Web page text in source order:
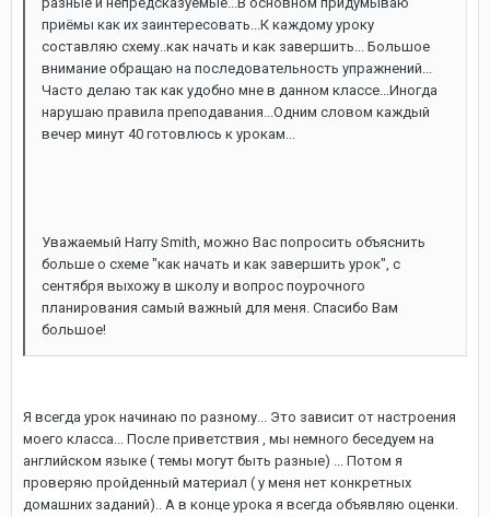
приёмы как их заинтересовать...К каждому уроку
составляю схему..как начать и как завершить... Большое
внимание обращаю на последовательность упражнений...
Часто делаю так как удобно мне в данном классе...Иногда
нарушаю правила преподавания...Одним словом каждый
вечер минут 40 готовлюсь к урокам...
Уважаемый Harry Smith, можно Вас попросить объяснить
больше о схеме "как начать и как завершить урок", с
сентября выхожу в школу и вопрос поурочного
планирования самый важный для меня. Спасибо Вам
большое!
Я всегда урок начинаю по разному... Это зависит от настроения
моего класса... После приветствия , мы немного беседуем на
английском языке ( темы могут быть разные) ... Потом я
проверяю пройденный материал ( у меня нет конкретных
домашних заданий).. А в конце урока я всегда объявляю оценки.